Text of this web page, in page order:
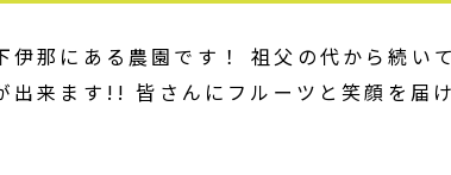
伊那にある農園です！ 祖父の代から続
出来ます!! 皆さんにフルーツと笑顔を届